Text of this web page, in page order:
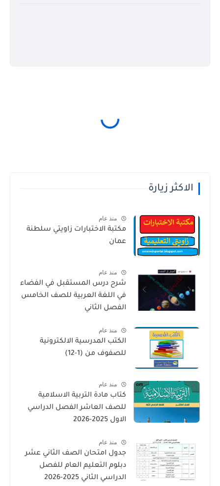
الاكثر زيارة
منذ عام
مكتبة الاختبارات زاويتي سلطنة
عمان
منذ عام
شرح درس المستقبل في الفضاء
في اللغة العربية للصف الخامس
الفصل الثاني
منذ عام
الكتب المدرسية الالكترونية
للصفوف من (1-12)
منذ عام
كتاب مادة التربية الاسلامية
للصف العاشر الفصل الدراسي
الاول 2025-2026
منذ عام
جدول امتحان الصف الثاني عشر
دبلوم التعليم العام للفصل
الدراسي الثاني 2025-2026